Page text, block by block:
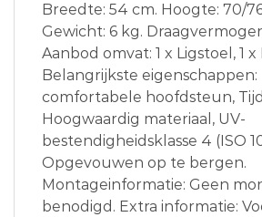
Breedte: 54 cm. Hoogte: 70/
Gewicht: 6 kg.
Aanbod omvat: 1 x Ligstoel, 1 x
Belangrijkste eigenschappen:
comfortabele hoofdsteun,
Hoogwaardig materiaal, UV-
bestendigheidsklasse 4 (ISO
Opgevouwen op te bergen.
Montageinformatie: Geen
benodigd. Extra informatie: